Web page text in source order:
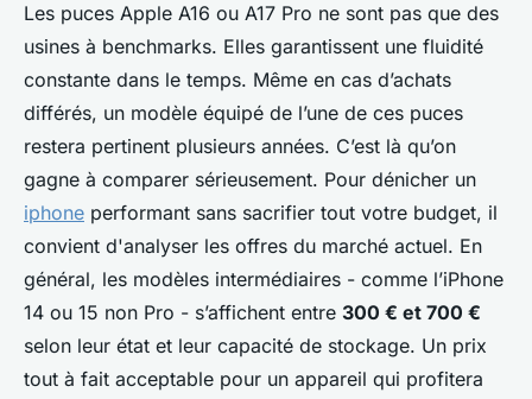
Les puces Apple A16 ou A17 Pro ne sont pas que des
usines à benchmarks. Elles garantissent une fluidité
constante dans le temps. Même en cas d’achats
différés, un modèle équipé de l’une de ces puces
restera pertinent plusieurs années. C’est là qu’on
gagne à comparer sérieusement. Pour dénicher un
iphone performant sans sacrifier tout votre budget, il
convient d'analyser les offres du marché actuel. En
général, les modèles intermédiaires - comme l’iPhone
14 ou 15 non Pro - s’affichent entre 300 € et 700 €
selon leur état et leur capacité de stockage. Un prix
tout à fait acceptable pour un appareil qui profitera